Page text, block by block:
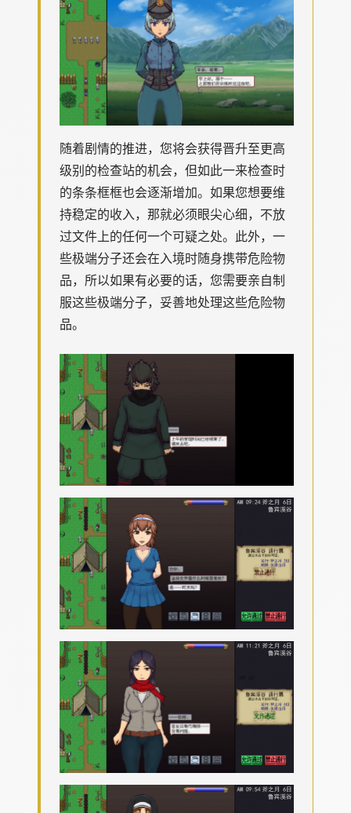
随着剧情的推进，您将会获得晋升至更高
级别的检查站的机会，但如此一来检查时
的条条框框也会逐渐增加。如果您想要维
持稳定的收入，那就必须眼尖心细，不放
过文件上的任何一个可疑之处。此外，一
些极端分子还会在入境时随身携带危险物
品，所以如果有必要的话，您需要亲自制
服这些极端分子，妥善地处理这些危险物
品。